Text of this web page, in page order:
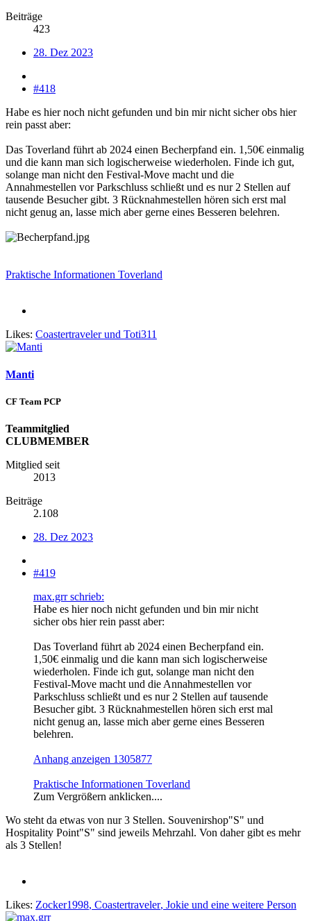
Beiträge
423
28. Dez 2023
#418
Habe es hier noch nicht gefunden und bin mir nicht sicher obs hier
rein passt aber:
Das Toverland führt ab 2024 einen Becherpfand ein. 1,50€ einmalig
und die kann man sich logischerweise wiederholen. Finde ich gut,
solange man nicht den Festival-Move macht und die
Annahmestellen vor Parkschluss schließt und es nur 2 Stellen auf
tausende Besucher gibt. 3 Rücknahmestellen hören sich erst mal
nicht genug an, lasse mich aber gerne eines Besseren belehren.
Praktische Informationen Toverland
Likes: Coastertravelerund Toti311
Manti
CF Team PCP
Teammitglied
CLUBMEMBER
Mitglied seit
2013
Beiträge
2.108
28. Dez 2023
#419
max.grr schrieb:
Habe es hier noch nicht gefunden und bin mir nicht
sicher obs hier rein passt aber:
Das Toverland führt ab 2024 einen Becherpfand ein.
1,50€ einmalig und die kann man sich logischerweise
wiederholen. Finde ich gut, solange man nicht den
Festival-Move macht und die Annahmestellen vor
Parkschluss schließt und es nur 2 Stellen auf tausende
Besucher gibt. 3 Rücknahmestellen hören sich erst mal
nicht genug an, lasse mich aber gerne eines Besseren
belehren.
Anhang anzeigen 1305877
Praktische Informationen Toverland
Zum Vergrößern anklicken....
Wo steht da etwas von nur 3 Stellen. Souvenirshop"S" und
Hospitality Point"S" sind jeweils Mehrzahl. Von daher gibt es mehr
als 3 Stellen!
Likes: Zocker1998, Coastertraveler, Jokie und eine weitere Person